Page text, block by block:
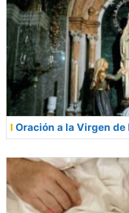
Oración a la Virgen